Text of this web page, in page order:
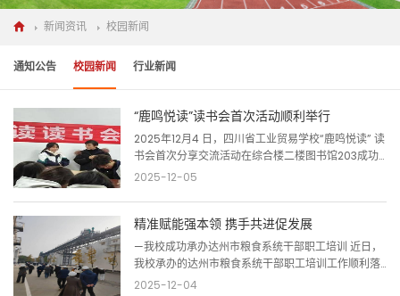
新闻资讯 校园新闻
通知公告 校园新闻 行业新闻
“鹿鸣悦读”读书会首次活动顺利举行
2025年12月4 日，四川省工业贸易学校“鹿鸣悦读” 读
书会首次分享交流活动在综合楼二楼图书馆203成功
举行。 为培养学生良好的阅读习惯，学校语文教研组
雅》“呦呦鹿鸣，食野之苹”的诗句。“鹿鸣”象征着同
学们如鹿群般相聚和鸣、共享知识与美好的生机景
象；“悦读”则寓意以阅读为乐，在书香中愉悦成长。
二者结合，既融汇古典诗意，也紧扣读书会的内涵与
2025-12-05
精准赋能强本领 携手共进促发展
—我校成功承办达州市粮食系统干部职工培训 近日，
我校承办的达州市粮食系统干部职工培训工作顺利落
下帷幕。此次培训紧扣粮食行业发展需求，聚焦干部
2025-12-04